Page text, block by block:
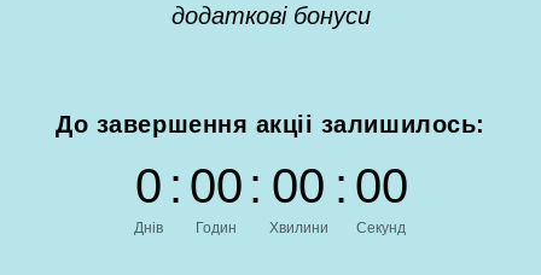
додаткові бонуси
До завершення акціі залишилось:
0
Днів
: 00
Годин
: 00
Хвилини
: 00
Секунд